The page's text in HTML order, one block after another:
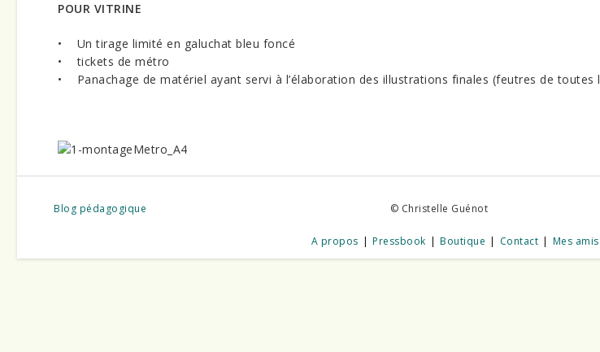
POUR VITRINE
• Un tirage limité en galuchat bleu foncé
• tickets de métro
• Panachage de matériel ayant servi à l’élaboration des illustrations finales (feutres de toutes
Blog pédagogique © Christelle Guénot
A propos Pressbook Boutique Contact Mes amis